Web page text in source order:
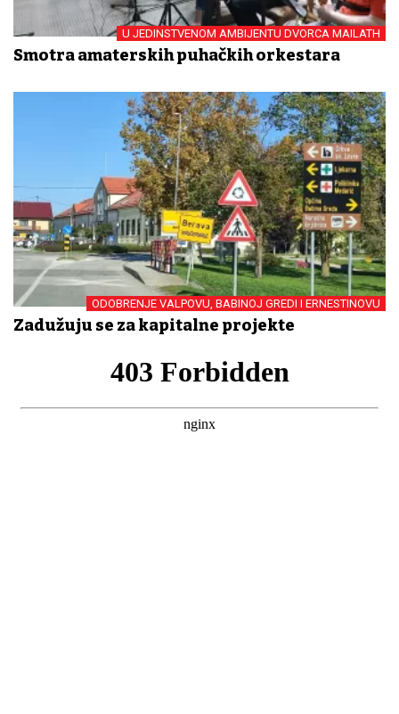
U JEDINSTVENOM AMBIJENTU DVORCA MAILATH
Smotra amaterskih puhačkih orkestara
ODOBRENJE VALPOVU, BABINOJ GREDI I ERNESTINOVU
Zadužuju se za kapitalne projekte